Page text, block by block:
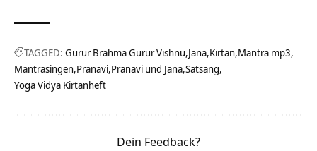
TAGGED: Gurur Brahma Gurur Vishnu Jana Kirtan Mantra mp3
Mantrasingen Pranavi Pranavi und Jana Satsang
Yoga Vidya Kirtanheft
Dein Feedback?